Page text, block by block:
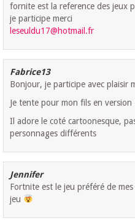
fornite est la reference des jeux
je participe merci
leseuldu17@hotmail.fr
Fabrice13
Bonjour, je participe avec plaisir
Je tente pour mon fils en version
Il adore le coté cartoonesque,
personnages différents
Jennifer
Fortnite est le jeu préféré de
jeu